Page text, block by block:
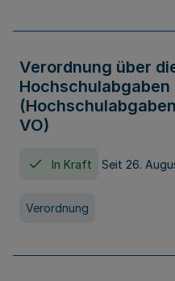
Verordnung über
Hochschulabgaben
VO)
In Kraft Seit 26.
Verordnung